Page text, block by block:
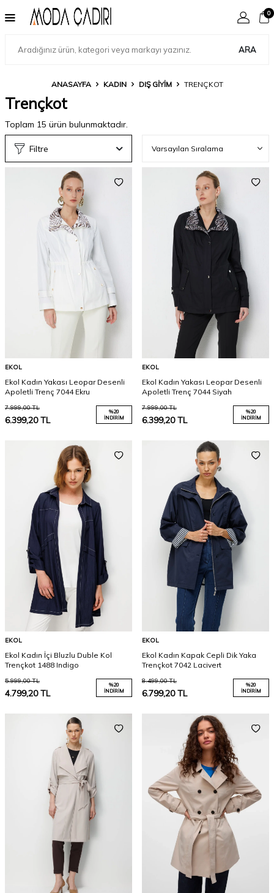
ARA
0
ANASAYFA KADIN DIŞ GIYIM TRENÇKOT
Trençkot
Toplam 15 ürün bulunmaktadır.
Filtre
EKOL
Ekol Kadın Yakası Leopar Desenli
Apoletli Trenç 7044 Ekru
7.999,00TL
6.399,20TL
%20
İNDIRIM
EKOL
Ekol Kadın Yakası Leopar Desenli
Apoletli Trenç 7044 Siyah
7.999,00TL
6.399,20TL
%20
İNDIRIM
EKOL
Ekol Kadın İçi Bluzlu Duble Kol
Trençkot 1488 Indigo
5.999,00TL
4.799,20TL
%20
İNDIRIM
EKOL
Ekol Kadın Kapak Cepli Dik Yaka
Trençkot 7042 Lacivert
8.499,00TL
6.799,20TL
%20
İNDIRIM